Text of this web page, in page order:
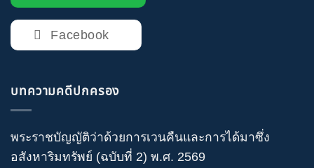
Facebook
บทความคดีปกครอง
พระราชบัญญัติว่าด้วยการเวนคืนและการได้มาซึ่ง
อสังหาริมทรัพย์ (ฉบับที่ 2) พ.ศ. 2569